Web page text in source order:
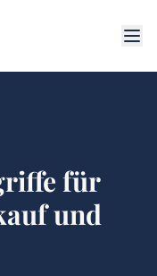
für
und